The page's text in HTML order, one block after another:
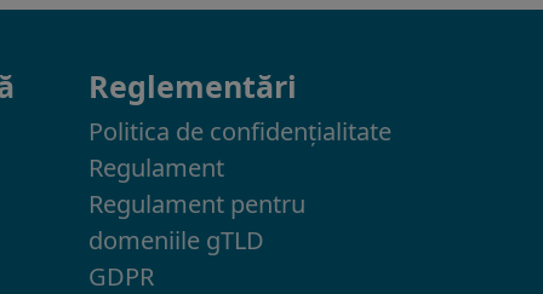
Reglementări
Politica de confidenţialitate
Regulament
Regulament pentru
domeniile gTLD
GDPR